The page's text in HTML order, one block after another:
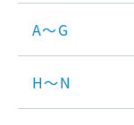
A～G
H～N